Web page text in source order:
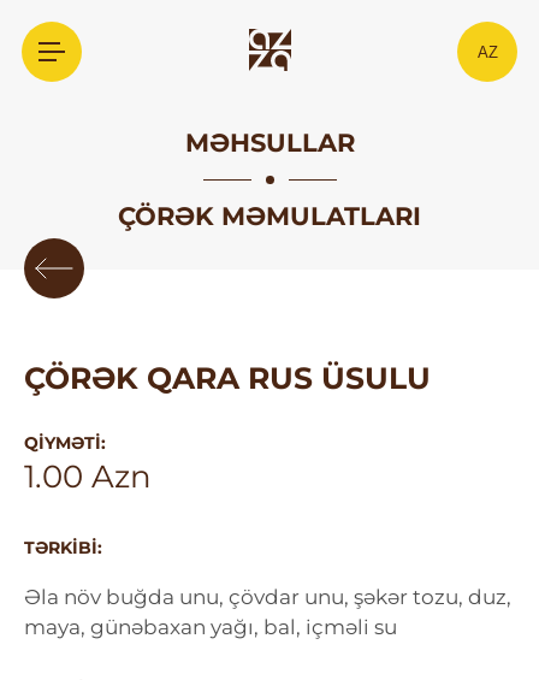
AZ
MƏHSULLAR
ÇÖRƏK MƏMULATLARI
ÇÖRƏK QARA RUS ÜSULU
QIYMƏTI:
1.00 Azn
TƏRKIBI:
Əla növ buğda unu, çövdar unu, şəkər tozu, duz,
maya, günəbaxan yağı, bal, içməli su